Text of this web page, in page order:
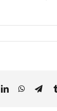
LinkedInWhatsApp